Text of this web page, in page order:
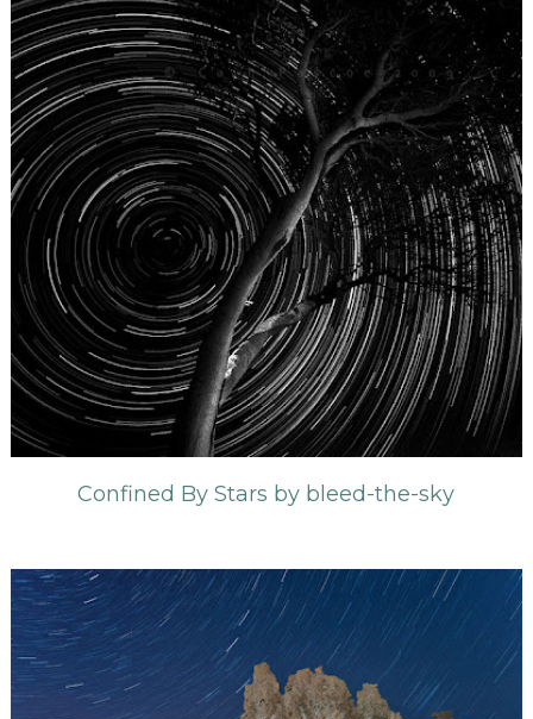
Confined By Stars by bleed-the-sky